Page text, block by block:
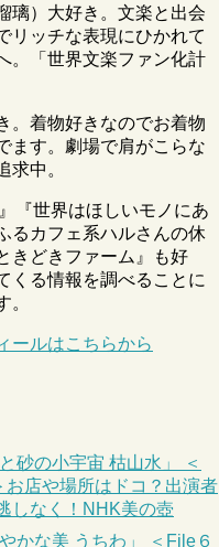
璃）大好き。文楽と出会
リッチな表現にひかれて
。「世界文楽ファン化計
。着物好きなのでお着物
ます。劇場で肩がこらな
求中。
『世界はほしいモノにあ
るカフェ系ハルさんの休
きどきファーム』も好
くる情報を調べることに
。
ールはこちらから
砂の小宇宙 枯山水」 ＜
お店や場所はドコ？出演者
しなく！NHK美の壺
かな美 うちわ」 ＜File６